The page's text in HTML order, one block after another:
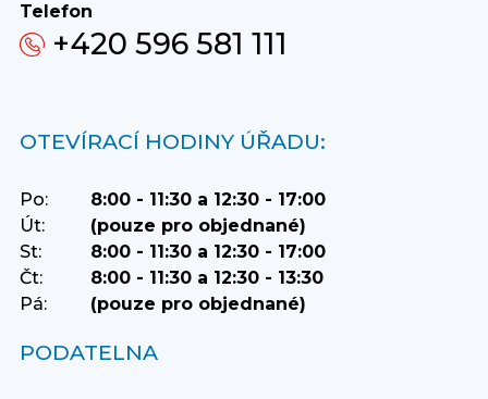
Telefon
+420 596 581 111
OTEVÍRACÍ HODINY ÚŘADU:
Po:
8:00 - 11:30 a 12:30 - 17:00
Út:
(pouze pro objednané)
St:
8:00 - 11:30 a 12:30 - 17:00
Čt:
8:00 - 11:30 a 12:30 - 13:30
Pá:
(pouze pro objednané)
PODATELNA